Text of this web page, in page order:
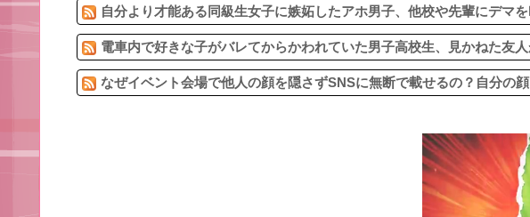
自分より才能ある同級生女子に嫉妬したアホ男子、他校や先輩にデマ
電車内で好きな子がバレてからかわれていた男子高校生、見かねた友
なぜイベント会場で他人の顔を隠さずSNSに無断で載せるの？自分の